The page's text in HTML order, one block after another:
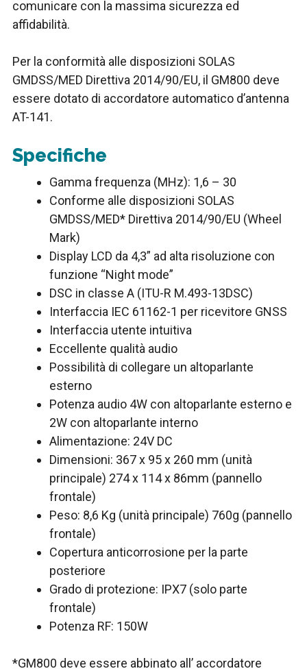
comunicare con la massima sicurezza ed
affidabilità.
Per la conformità alle disposizioni SOLAS
GMDSS/MED Direttiva 2014/90/EU, il GM800 deve
essere dotato di accordatore automatico d’antenna
AT-141.
Specifiche
Gamma frequenza (MHz): 1,6 – 30
Conforme alle disposizioni SOLAS
GMDSS/MED* Direttiva 2014/90/EU (Wheel
Mark)
Display LCD da 4,3” ad alta risoluzione con
funzione “Night mode”
DSC in classe A (ITU-R M.493-13DSC)
Interfaccia IEC 61162-1 per ricevitore GNSS
Interfaccia utente intuitiva
Eccellente qualità audio
Possibilità di collegare un altoparlante
esterno
Potenza audio 4W con altoparlante esterno e
2W con altoparlante interno
Alimentazione: 24V DC
Dimensioni: 367 x 95 x 260 mm (unità
principale) 274 x 114 x 86mm (pannello
frontale)
Peso: 8,6 Kg (unità principale) 760g (pannello
frontale)
Copertura anticorrosione per la parte
posteriore
Grado di protezione: IPX7 (solo parte
frontale)
Potenza RF: 150W
*GM800 deve essere abbinato all’ accordatore